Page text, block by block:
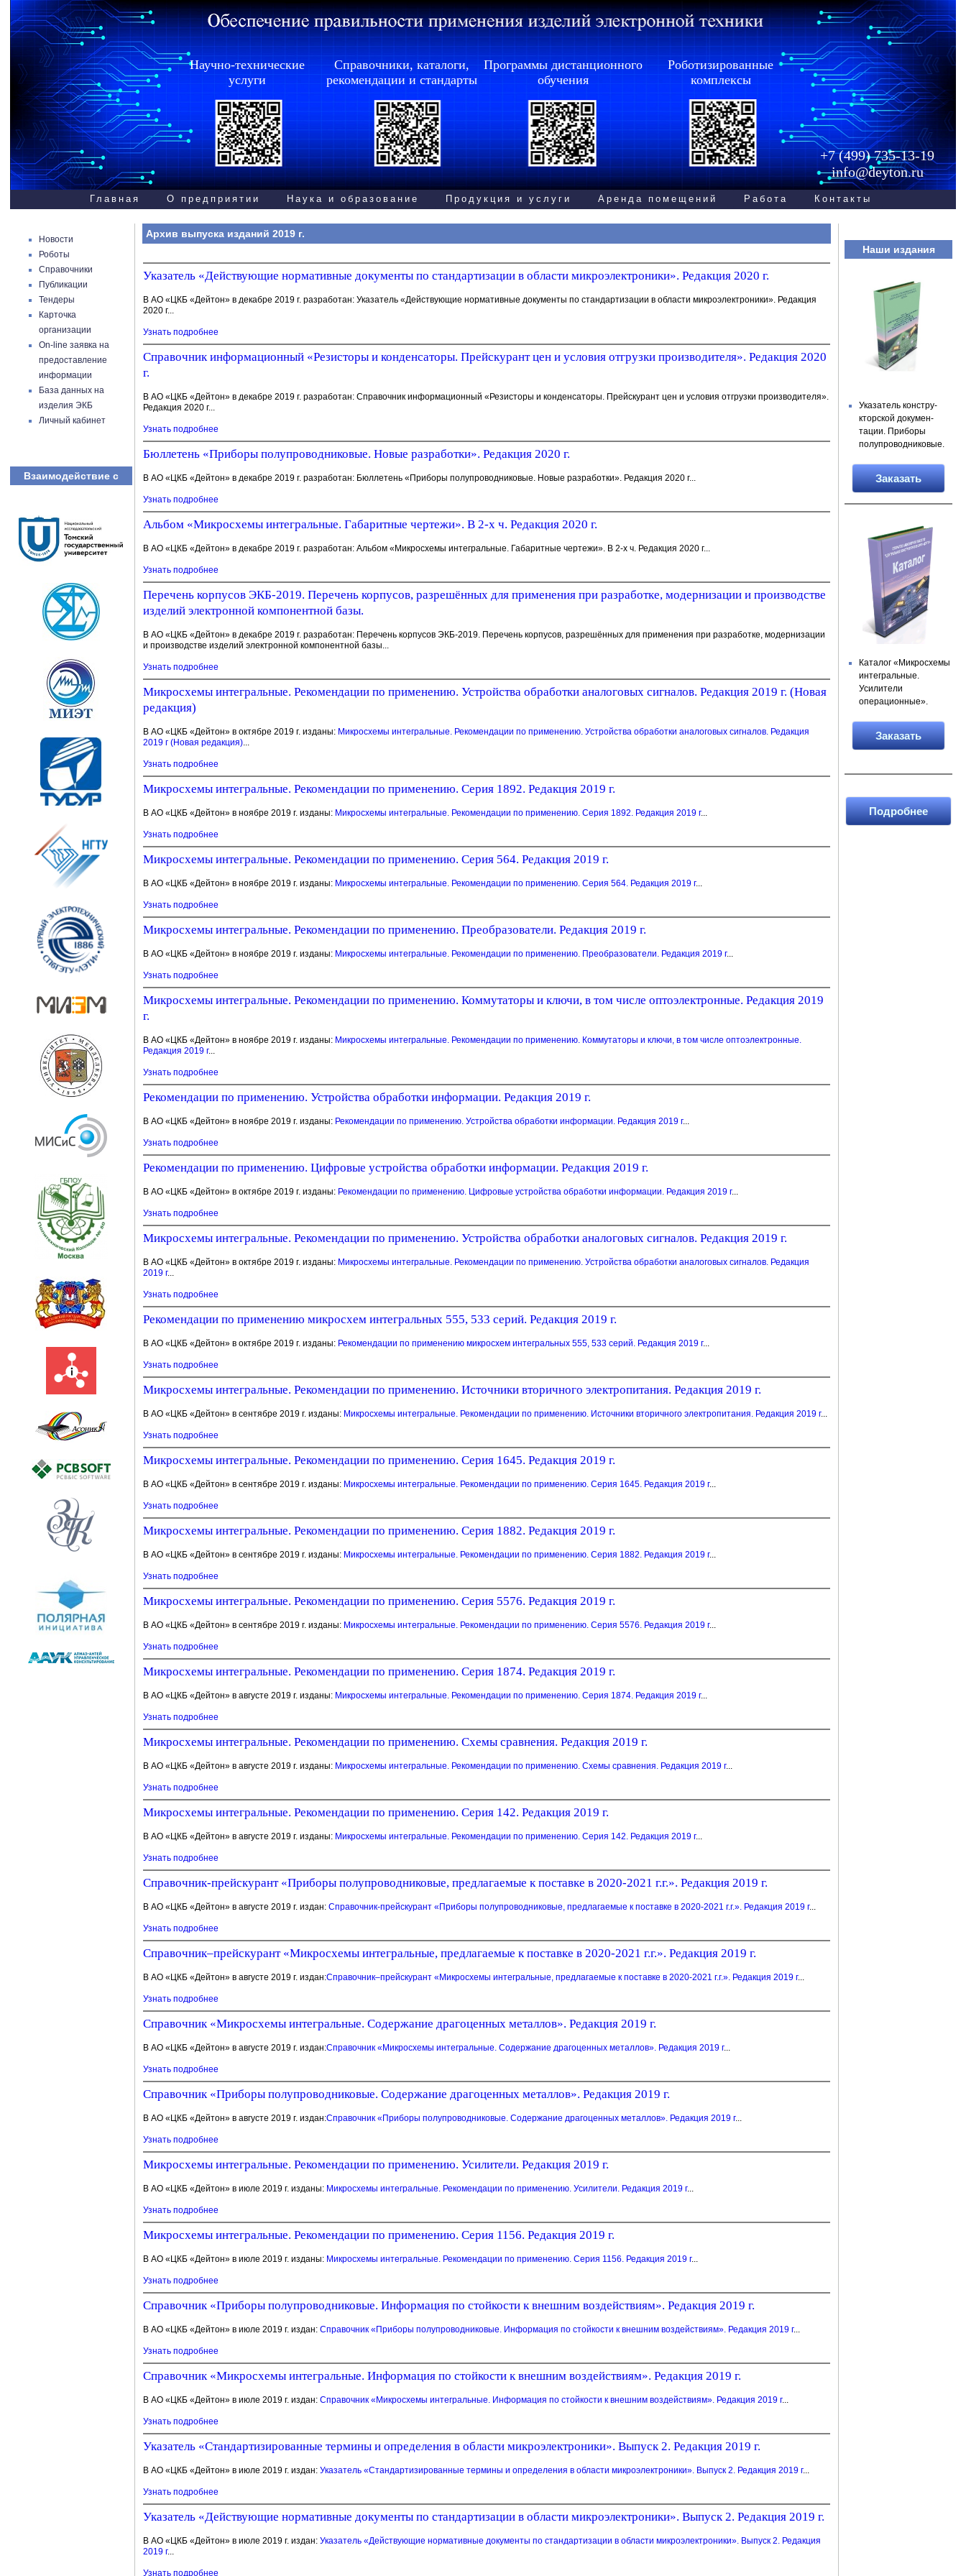
Научно-технические
услуги
Справочники, каталоги,
рекомендации и стандарты
Программы дистанционного
обучения
Роботизированные
комплексы
+7 (499) 735-13-19
info@deyton.ru
Главная О предприятии Наука и образование Продукция и услуги Аренда помещений Работа Контакты
Новости
Роботы
Справочники
Публикации
Тендеры
Карточка
организации
On-line заявка на
предоставление
информации
База данных на
изделия ЭКБ
Личный кабинет
Взаимодействие с
Наши издания
Указатель констру­
кторской докумен­
тации. Приборы
полупровод­никовые.
Заказать
Каталог «Микросхемы
интегральные.
Усилители
операцион­ные».
Заказать
Подробнее
Архив выпуска изданий 2019 г.
Указатель «Действующие нормативные документы по стандартизации в области микроэлектроники». Редакция 2020 г.
В АО «ЦКБ «Дейтон» в декабре 2019 г. разработан: Указатель «Действующие нормативные документы по стандартизации в области микроэлектроники». Редакция
2020 г...
Узнать подробнее
Справочник информационный «Резисторы и конденсаторы. Прейскурант цен и условия отгрузки производителя». Редакция 2020
г.
В АО «ЦКБ «Дейтон» в декабре 2019 г. разработан: Справочник информационный «Резисторы и конденсаторы. Прейскурант цен и условия отгрузки производителя».
Редакция 2020 г...
Узнать подробнее
Бюллетень «Приборы полупроводниковые. Новые разработки». Редакция 2020 г.
В АО «ЦКБ «Дейтон» в декабре 2019 г. разработан: Бюллетень «Приборы полупроводниковые. Новые разработки». Редакция 2020 г...
Узнать подробнее
Альбом «Микросхемы интегральные. Габаритные чертежи». В 2-х ч. Редакция 2020 г.
В АО «ЦКБ «Дейтон» в декабре 2019 г. разработан: Альбом «Микросхемы интегральные. Габаритные чертежи». В 2-х ч. Редакция 2020 г...
Узнать подробнее
Перечень корпусов ЭКБ-2019. Перечень корпусов, разрешённых для применения при разработке, модернизации и производстве
изделий электронной компонентной базы.
В АО «ЦКБ «Дейтон» в декабре 2019 г. разработан: Перечень корпусов ЭКБ-2019. Перечень корпусов, разрешённых для применения при разработке, модернизации
и производстве изделий электронной компонентной базы...
Узнать подробнее
Микросхемы интегральные. Рекомендации по применению. Устройства обработки аналоговых сигналов. Редакция 2019 г. (Новая
редакция)
В АО «ЦКБ «Дейтон» в октябре 2019 г. изданы: Микросхемы интегральные. Рекомендации по применению. Устройства обработки аналоговых сигналов. Редакция
2019 г (Новая редакция)...
Узнать подробнее
Микросхемы интегральные. Рекомендации по применению. Серия 1892. Редакция 2019 г.
В АО «ЦКБ «Дейтон» в ноябре 2019 г. изданы: Микросхемы интегральные. Рекомендации по применению. Серия 1892. Редакция 2019 г...
Узнать подробнее
Микросхемы интегральные. Рекомендации по применению. Серия 564. Редакция 2019 г.
В АО «ЦКБ «Дейтон» в ноябре 2019 г. изданы: Микросхемы интегральные. Рекомендации по применению. Серия 564. Редакция 2019 г...
Узнать подробнее
Микросхемы интегральные. Рекомендации по применению. Преобразователи. Редакция 2019 г.
В АО «ЦКБ «Дейтон» в ноябре 2019 г. изданы: Микросхемы интегральные. Рекомендации по применению. Преобразователи. Редакция 2019 г...
Узнать подробнее
Микросхемы интегральные. Рекомендации по применению. Коммутаторы и ключи, в том числе оптоэлектронные. Редакция 2019
г.
В АО «ЦКБ «Дейтон» в ноябре 2019 г. изданы: Микросхемы интегральные. Рекомендации по применению. Коммутаторы и ключи, в том числе оптоэлектронные.
Редакция 2019 г...
Узнать подробнее
Рекомендации по применению. Устройства обработки информации. Редакция 2019 г.
В АО «ЦКБ «Дейтон» в ноябре 2019 г. изданы: Рекомендации по применению. Устройства обработки информации. Редакция 2019 г...
Узнать подробнее
Рекомендации по применению. Цифровые устройства обработки информации. Редакция 2019 г.
В АО «ЦКБ «Дейтон» в октябре 2019 г. изданы: Рекомендации по применению. Цифровые устройства обработки информации. Редакция 2019 г...
Узнать подробнее
Микросхемы интегральные. Рекомендации по применению. Устройства обработки аналоговых сигналов. Редакция 2019 г.
В АО «ЦКБ «Дейтон» в октябре 2019 г. изданы: Микросхемы интегральные. Рекомендации по применению. Устройства обработки аналоговых сигналов. Редакция
2019 г...
Узнать подробнее
Рекомендации по применению микросхем интегральных 555, 533 серий. Редакция 2019 г.
В АО «ЦКБ «Дейтон» в октябре 2019 г. изданы: Рекомендации по применению микросхем интегральных 555, 533 серий. Редакция 2019 г...
Узнать подробнее
Микросхемы интегральные. Рекомендации по применению. Источники вторичного электропитания. Редакция 2019 г.
В АО «ЦКБ «Дейтон» в сентябре 2019 г. изданы: Микросхемы интегральные. Рекомендации по применению. Источники вторичного электропитания. Редакция 2019 г...
Узнать подробнее
Микросхемы интегральные. Рекомендации по применению. Серия 1645. Редакция 2019 г.
В АО «ЦКБ «Дейтон» в сентябре 2019 г. изданы: Микросхемы интегральные. Рекомендации по применению. Серия 1645. Редакция 2019 г...
Узнать подробнее
Микросхемы интегральные. Рекомендации по применению. Серия 1882. Редакция 2019 г.
В АО «ЦКБ «Дейтон» в сентябре 2019 г. изданы: Микросхемы интегральные. Рекомендации по применению. Серия 1882. Редакция 2019 г...
Узнать подробнее
Микросхемы интегральные. Рекомендации по применению. Серия 5576. Редакция 2019 г.
В АО «ЦКБ «Дейтон» в сентябре 2019 г. изданы: Микросхемы интегральные. Рекомендации по применению. Серия 5576. Редакция 2019 г...
Узнать подробнее
Микросхемы интегральные. Рекомендации по применению. Серия 1874. Редакция 2019 г.
В АО «ЦКБ «Дейтон» в августе 2019 г. изданы: Микросхемы интегральные. Рекомендации по применению. Серия 1874. Редакция 2019 г...
Узнать подробнее
Микросхемы интегральные. Рекомендации по применению. Схемы сравнения. Редакция 2019 г.
В АО «ЦКБ «Дейтон» в августе 2019 г. изданы: Микросхемы интегральные. Рекомендации по применению. Схемы сравнения. Редакция 2019 г...
Узнать подробнее
Микросхемы интегральные. Рекомендации по применению. Серия 142. Редакция 2019 г.
В АО «ЦКБ «Дейтон» в августе 2019 г. изданы: Микросхемы интегральные. Рекомендации по применению. Серия 142. Редакция 2019 г...
Узнать подробнее
Справочник-прейскурант «Приборы полупроводниковые, предлагаемые к поставке в 2020-2021 г.г.». Редакция 2019 г.
В АО «ЦКБ «Дейтон» в августе 2019 г. издан: Справочник-прейскурант «Приборы полупроводниковые, предлагаемые к поставке в 2020-2021 г.г.». Редакция 2019 г...
Узнать подробнее
Справочник–прейскурант «Микросхемы интегральные, предлагаемые к поставке в 2020-2021 г.г.». Редакция 2019 г.
В АО «ЦКБ «Дейтон» в августе 2019 г. издан:Справочник–прейскурант «Микросхемы интегральные, предлагаемые к поставке в 2020-2021 г.г.». Редакция 2019 г...
Узнать подробнее
Справочник «Микросхемы интегральные. Содержание драгоценных металлов». Редакция 2019 г.
В АО «ЦКБ «Дейтон» в августе 2019 г. издан:Справочник «Микросхемы интегральные. Содержание драгоценных металлов». Редакция 2019 г...
Узнать подробнее
Справочник «Приборы полупроводниковые. Содержание драгоценных металлов». Редакция 2019 г.
В АО «ЦКБ «Дейтон» в августе 2019 г. издан:Справочник «Приборы полупроводниковые. Содержание драгоценных металлов». Редакция 2019 г...
Узнать подробнее
Микросхемы интегральные. Рекомендации по применению. Усилители. Редакция 2019 г.
В АО «ЦКБ «Дейтон» в июле 2019 г. изданы: Микросхемы интегральные. Рекомендации по применению. Усилители. Редакция 2019 г...
Узнать подробнее
Микросхемы интегральные. Рекомендации по применению. Серия 1156. Редакция 2019 г.
В АО «ЦКБ «Дейтон» в июле 2019 г. изданы: Микросхемы интегральные. Рекомендации по применению. Серия 1156. Редакция 2019 г...
Узнать подробнее
Справочник «Приборы полупроводниковые. Информация по стойкости к внешним воздействиям». Редакция 2019 г.
В АО «ЦКБ «Дейтон» в июле 2019 г. издан: Справочник «Приборы полупроводниковые. Информация по стойкости к внешним воздействиям». Редакция 2019 г...
Узнать подробнее
Справочник «Микросхемы интегральные. Информация по стойкости к внешним воздействиям». Редакция 2019 г.
В АО «ЦКБ «Дейтон» в июле 2019 г. издан: Справочник «Микросхемы интегральные. Информация по стойкости к внешним воздействиям». Редакция 2019 г...
Узнать подробнее
Указатель «Стандартизированные термины и определения в области микроэлектроники». Выпуск 2. Редакция 2019 г.
В АО «ЦКБ «Дейтон» в июле 2019 г. издан: Указатель «Стандартизированные термины и определения в области микроэлектроники». Выпуск 2. Редакция 2019 г...
Узнать подробнее
Указатель «Действующие нормативные документы по стандартизации в области микроэлектроники». Выпуск 2. Редакция 2019 г.
В АО «ЦКБ «Дейтон» в июле 2019 г. издан: Указатель «Действующие нормативные документы по стандартизации в области микроэлектроники». Выпуск 2. Редакция
2019 г...
Узнать подробнее